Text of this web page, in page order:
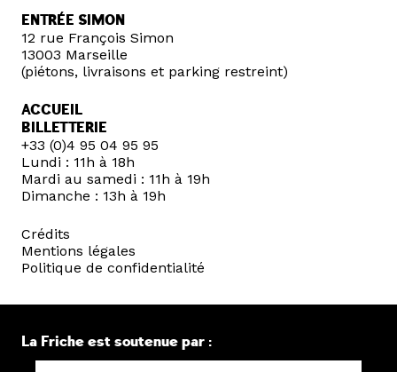
ENTRÉE SIMON
12 rue François Simon
13003 Marseille
(piétons, livraisons et parking restreint)
ACCUEIL
BILLETTERIE
+33 (0)4 95 04 95 95
Lundi : 11h à 18h
Mardi au samedi : 11h à 19h
Dimanche : 13h à 19h
Crédits
Mentions légales
Politique de confidentialité
La Friche est soutenue par :